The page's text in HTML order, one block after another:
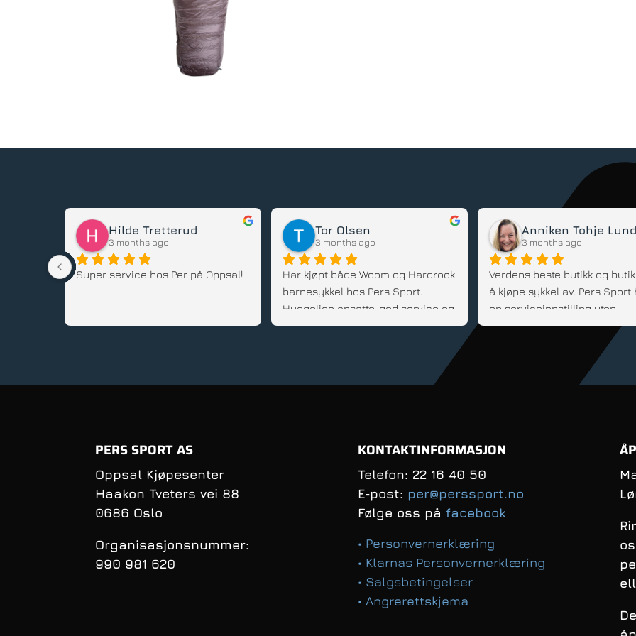
Karl Johansen
3 months ago
Guds tjeneste
Mats Dahl
6 months ago
Har kjøpt både el-lastesykkel og
flere barnesykler av Per og vi er
alltid fornøyd! Han kommer med
gode råd, er fleksibel og veldig
Dennis
6 months ago
PERS SPORT AS
Oppsal Kjøpesenter
Haakon Tveters vei 88
0686 Oslo
Organisasjonsnummer:
990 981 620
KONTAKTINFORMASJON
Telefon: 22 16 40 50
E‑post: per@perssport.no
Følge oss på facebook
• Personvernerklæring
• Klarnas Personvernerklæring
• Salgsbetingelser
• Angrerettskjema